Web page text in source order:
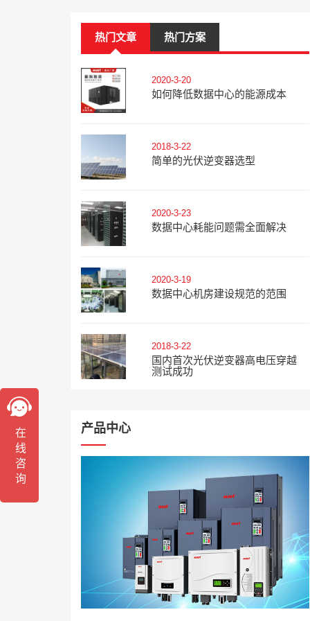
热门文章 热门方案
2020-3-20
如何降低数据中心的能源成本
2018-3-22
简单的光伏逆变器选型
2020-3-23
数据中心耗能问题需全面解决
2020-3-19
数据中心机房建设规范的范围
2018-3-22
国内首次光伏逆变器高电压穿越
测试成功
产品中心
在线咨询